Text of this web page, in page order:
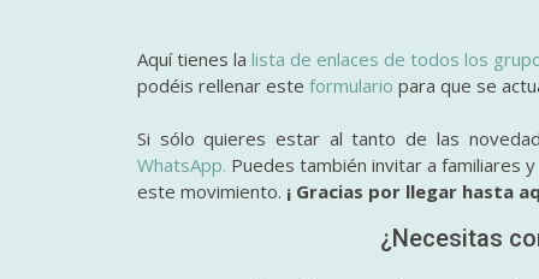
Aquí tienes lalista de enlaces de todos los
podéis rellenar este formulario para que se
Si sólo quieres estar al tanto de las
WhatsApp. Puedes también invitar a familiares
este movimiento. ¡ Gracias por llegar hasta
¿Necesitas